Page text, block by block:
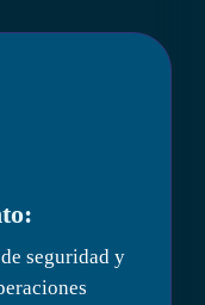
seguridad y